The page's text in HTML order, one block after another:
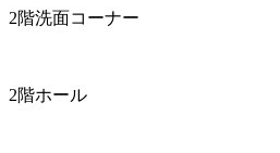
2階洗面コーナー
2階ホール